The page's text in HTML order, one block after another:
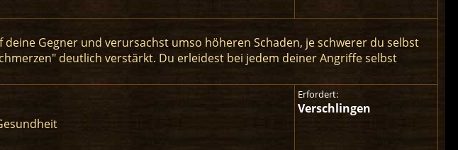
Gegner und verursachst umso höheren Schaden, je schwerer du selbst
deutlich verstärkt. Du erleidest bei jedem deiner Angriffe selbst
Erfordert:
Verschlingen